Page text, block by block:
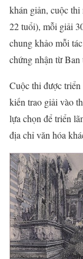
khán giản, cuộc
22 tuổi), mỗi giải
chung khảo mỗi
chứng nhận từ Ban
Cuộc thi được
kiến trao giải vào
lựa chọn để triển
địa chỉ văn hóa